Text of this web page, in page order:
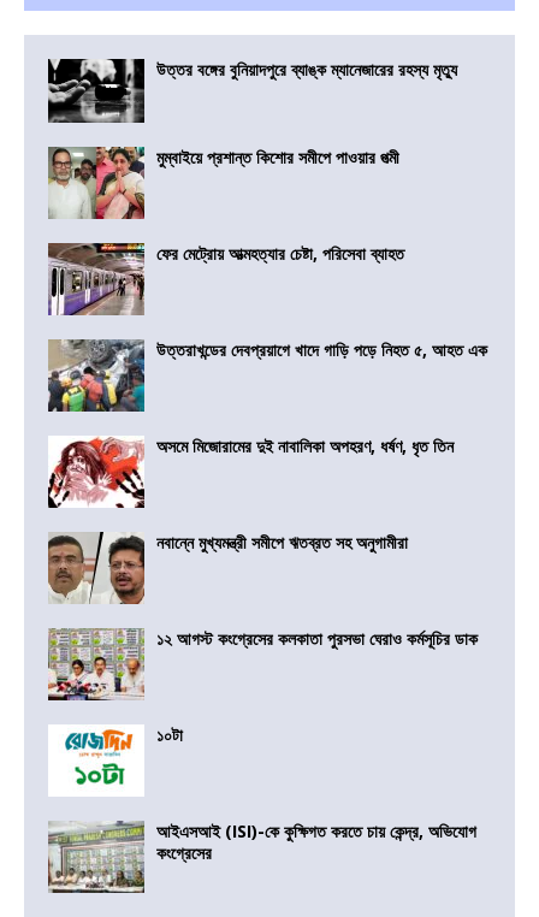
উত্তর বঙ্গের বুনিয়াদপুরে ব্যাঙ্ক ম্যানেজারের রহস্য মৃত্যু
মুম্বাইয়ে প্রশান্ত কিশোর সমীপে পাওয়ার পত্মী
ফের মেট্রোয় আত্মহত্যার চেষ্টা, পরিসেবা ব্যাহত
উত্তরাখন্ডের দেবপ্রয়াগে খাদে গাড়ি পড়ে নিহত ৫, আহত এক
অসমে মিজোরামের দুই নাবালিকা অপহরণ, ধর্ষণ, ধৃত তিন
নবান্নে মুখ্যমন্ত্রী সমীপে ঋতব্রত সহ অনুগামীরা
১২ আগস্ট কংগ্রেসের কলকাতা পুরসভা ঘেরাও কর্মসূচির ডাক
১০টা
আইএসআই (ISI)-কে কুক্ষিগত করতে চায় কেন্দ্র, অভিযোগ
কংগ্রেসের